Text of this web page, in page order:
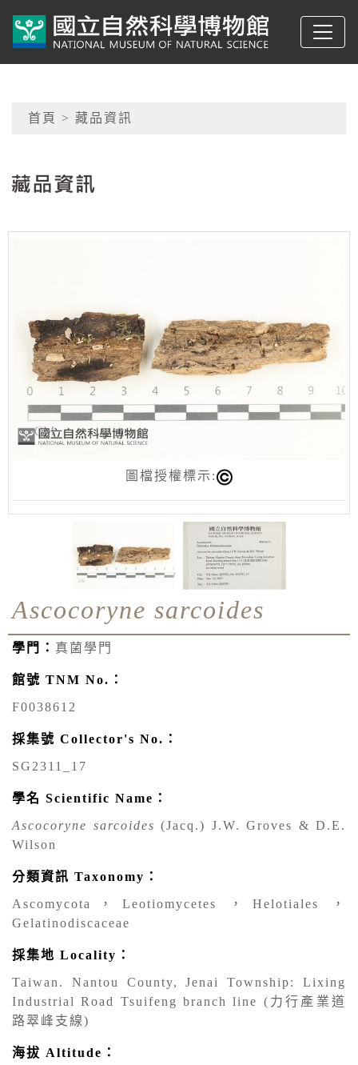
典藏網-國立自然科學
網頁導覽
首頁 > 藏品資訊
圖檔授權標示:
Ascocoryne sarcoides
學門： 真菌學門
館號 TNM No.：
F0038612
採集號 Collector's No.：
SG2311_17
學名 Scientific Name：
Ascocoryne sarcoides (Jacq.) J.W. Groves & D.E.
Wilson
分類資訊 Taxonomy：
Ascomycota，Leotiomycetes ，Helotiales ，
Gelatinodiscaceae
採集地 Locality：
Taiwan. Nantou County, Jenai Township: Lixing
Industrial Road Tsuifeng branch line (力行產業道
路翠峰支線)
海拔 Altitude：